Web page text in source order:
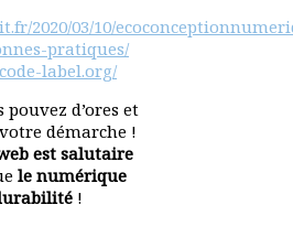
2020/03/10/
pratiques/
label.org/
d’ores et
démarche !
est salu­taire
le numé­rique
!